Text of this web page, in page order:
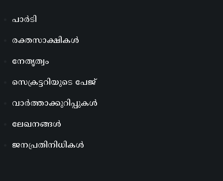
പാർടി
രക്തസാക്ഷികൾ
നേതൃത്വം
സെക്രട്ടറിയുടെ പേജ്
വാർത്താക്കുറിപ്പുകൾ
ലേഖനങ്ങൾ
ജനപ്രതിനിധികൾ